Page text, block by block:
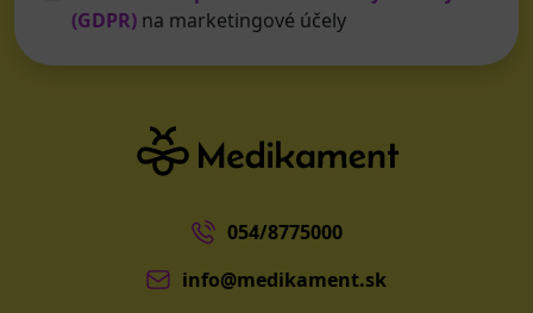
(GDPR) na marketingové účely
054/8775000
info@medikament.sk